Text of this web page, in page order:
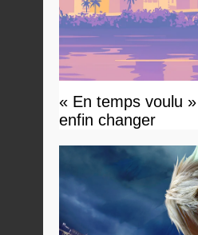
« En temps voulu
enfin changer